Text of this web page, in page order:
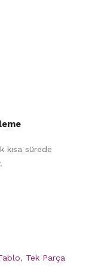
kısa sürede
, Tek Parça